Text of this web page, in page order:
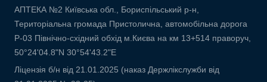
АПТЕКА №2 Київська обл., Бориспільський р-н,
Територіальна громада Пристолична, автомобільна дорога
Р-03 Північно-східний обхід м.Києва на км 13+514 праворуч,
50°24'04.8"N 30°54'43.2"E
Ліцензія б/н від 21.01.2025 (наказ Держлікслужби від